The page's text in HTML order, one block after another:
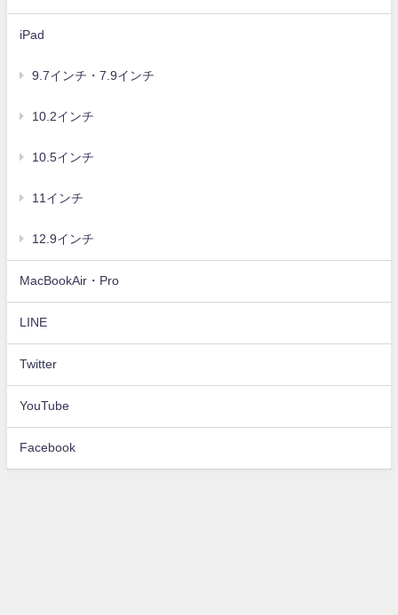
iPad
9.7インチ・7.9インチ
10.2インチ
10.5インチ
11インチ
12.9インチ
MacBookAir・Pro
LINE
Twitter
YouTube
Facebook